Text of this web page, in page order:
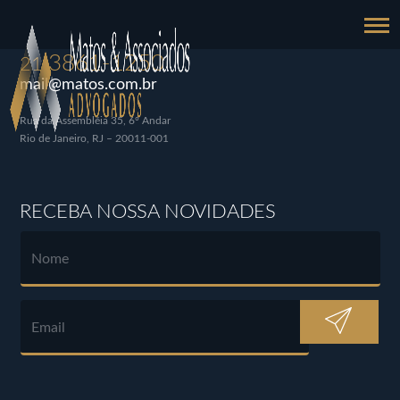
213861-1250
mail@matos.com.br
Rua da Assembléia 35, 6º Andar
Rio de Janeiro, RJ – 20011-001
RECEBA NOSSA NOVIDADES